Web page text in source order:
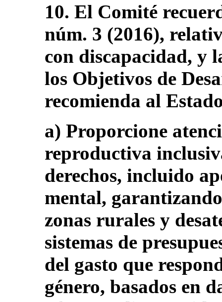
10. El Comité
núm. 3 (2016),
con discapacidad, y
los Objetivos de
recomienda al
a) Proporcione
reproductiva
derechos, incluido
mental,
zonas rurales y
sistemas de
del gasto que
género, basados en